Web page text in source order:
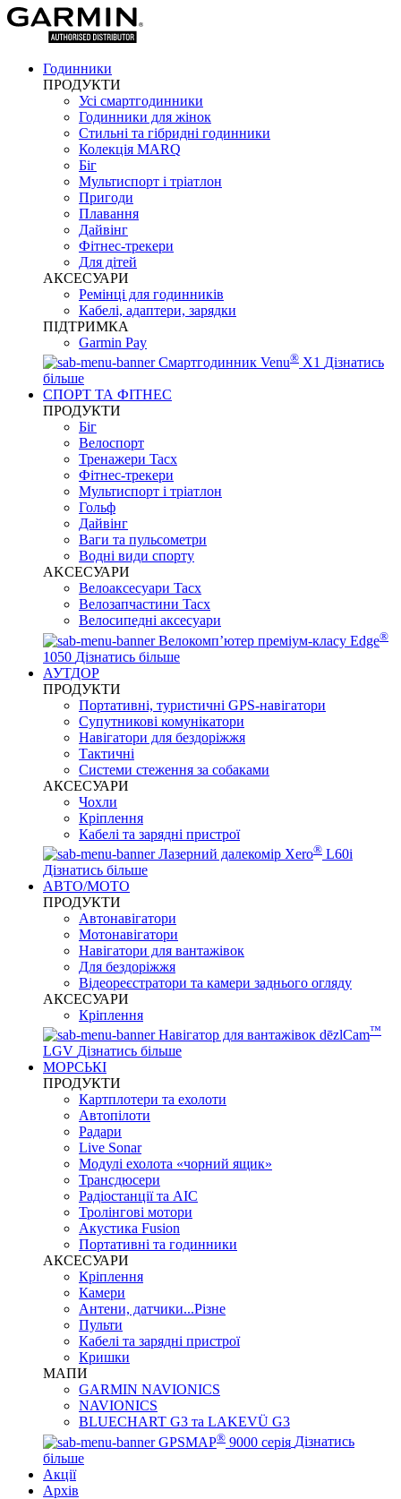
Годинники
ПРОДУКТИ
Усі смартгодинники
Годинники для жінок
Стильні та гібридні годинники
Колекція MARQ
Біг
Мультиспорт і тріатлон
Пригоди
Плавання
Дайвінг
Фітнес-трекери
Для дітей
АКСЕСУАРИ
Ремінці для годинників
Кабелі, адаптери, зарядки
ПІДТРИМКА
Garmin Pay
Смартгодинник Venu® X1 Дізнатись
більше
СПОРТ ТА ФІТНЕС
ПРОДУКТИ
Біг
Велоспорт
Тренажери Tacx
Фітнес-трекери
Мультиспорт і тріатлон
Гольф
Дайвінг
Ваги та пульсометри
Водні види спорту
AKCЕСУАРИ
Велоаксесуари Tacx
Велозапчастини Tacx
Велосипедні аксесуари
Велокомп’ютер преміум-класу Edge®
1050 Дізнатись більше
АУТДОР
ПРОДУКТИ
Портативні, туристичні GPS-навігатори
Супутникові комунікатори
Навігатори для бездоріжжя
Тактичні
Системи стеження за собаками
АКСЕСУАРИ
Чохли
Кріплення
Кабелі та зарядні пристрої
Лазерний далекомір Xero® L60i
Дізнатись більше
АВТО/МОТО
ПРОДУКТИ
Автонавігатори
Мотонавігатори
Навігатори для вантажівок
Для бездоріжжя
Відеореєстратори та камери заднього огляду
АКСЕСУАРИ
Кріплення
Навігатор для вантажівок dēzlCam™
LGV Дізнатись більше
МОРСЬКІ
ПРОДУКТИ
Картплотери та ехолоти
Автопілоти
Радари
Live Sonar
Модулі ехолота «чорний ящик»
Трансдюсери
Радіостанції та АІС
Тролінгові мотори
Акустика Fusion
Портативні та годинники
АКСЕСУАРИ
Кріплення
Камери
Антени, датчики...Різне
Пульти
Кабелі та зарядні пристрої
Кришки
МАПИ
GARMIN NAVIONICS
NAVIONICS
BLUECHART G3 та LAKEVÜ G3
GPSMAP® 9000 серія Дізнатись
більше
Акції
Архів